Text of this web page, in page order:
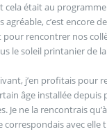
était au programme
agréable, c’est encore
pour rencontrer nos
le soleil printanier de la
j’en profitais pour
âge installée depuis
Je ne la rencontrais
correspondais avec elle